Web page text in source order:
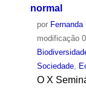
normal
por Fernanda
modificação
Sociedade,
O X